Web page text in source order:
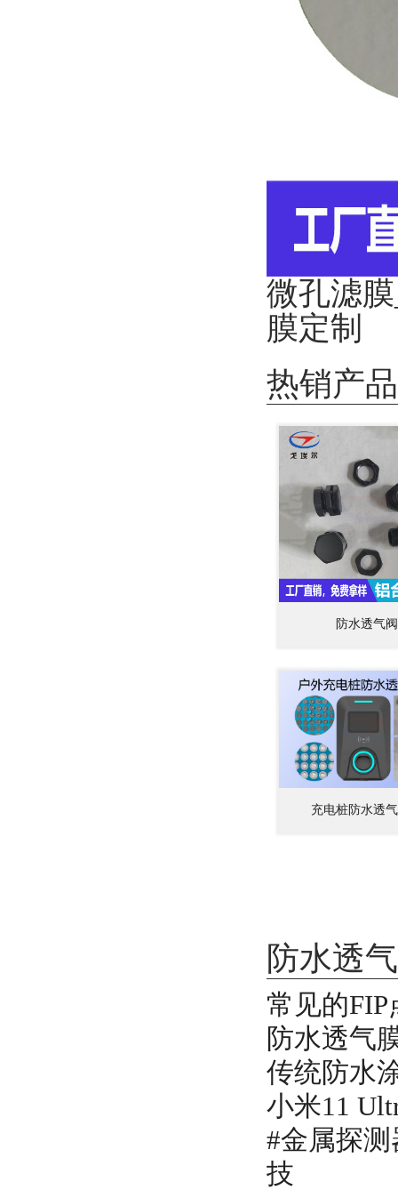
微孔滤
膜定制
热销产
防水透气阀
充电桩防水透
防水透
常见的
防水透气
传统防水
小米11
#金属探
技